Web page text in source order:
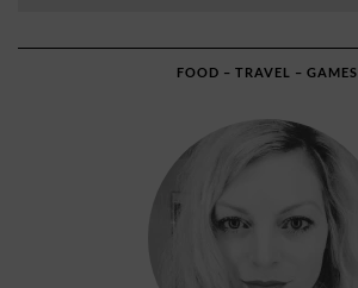
FOOD – TRAVEL – GAMES